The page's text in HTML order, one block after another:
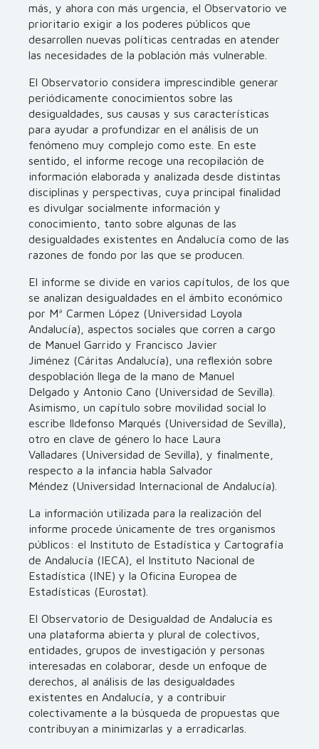
más, y ahora con más urgencia, el Observatorio ve
prioritario exigir a los poderes públicos que
desarrollen nuevas políticas centradas en atender
las necesidades de la población más vulnerable.
El Observatorio considera imprescindible generar
periódicamente conocimientos sobre las
desigualdades, sus causas y sus características
para ayudar a profundizar en el análisis de un
fenómeno muy complejo como este. En este
sentido, el informe recoge una recopilación de
información elaborada y analizada desde distintas
disciplinas y perspectivas, cuya principal finalidad
es divulgar socialmente información y
conocimiento, tanto sobre algunas de las
desigualdades existentes en Andalucía como de las
razones de fondo por las que se producen.
El informe se divide en varios capítulos, de los que
se analizan desigualdades en el ámbito económico
por Mª Carmen López (Universidad Loyola
Andalucía), aspectos sociales que corren a cargo
de Manuel Garrido y Francisco Javier
Jiménez (Cáritas Andalucía), una reflexión sobre
despoblación llega de la mano de Manuel
Delgado y Antonio Cano (Universidad de Sevilla).
Asimismo, un capítulo sobre movilidad social lo
escribe Ildefonso Marqués (Universidad de Sevilla),
otro en clave de género lo hace Laura
Valladares (Universidad de Sevilla), y finalmente,
respecto a la infancia habla Salvador
Méndez (Universidad Internacional de Andalucía).
La información utilizada para la realización del
informe procede únicamente de tres organismos
públicos: el Instituto de Estadística y Cartografía
de Andalucía (IECA), el Instituto Nacional de
Estadística (INE) y la Oficina Europea de
Estadísticas (Eurostat).
El Observatorio de Desigualdad de Andalucía es
una plataforma abierta y plural de colectivos,
entidades, grupos de investigación y personas
interesadas en colaborar, desde un enfoque de
derechos, al análisis de las desigualdades
existentes en Andalucía, y a contribuir
colectivamente a la búsqueda de propuestas que
contribuyan a minimizarlas y a erradicarlas.